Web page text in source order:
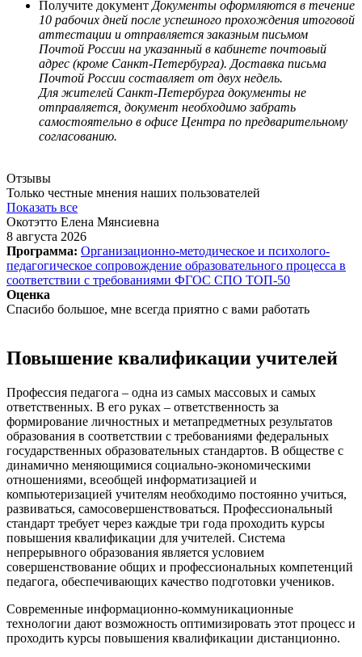
Получите документ Документы оформляются в течение
10 рабочих дней после успешного прохождения итоговой
аттестации и отправляется заказным письмом
Почтой России на указанный в кабинете почтовый
адрес (кроме Санкт-Петербурга). Доставка письма
Почтой России составляет от двух недель.
Для жителей Санкт-Петербурга документы не
отправляется, документ необходимо забрать
самостоятельно в офисе Центра по предварительному
согласованию.
Отзывы
Только честные мнения наших пользователей
Показать все
Окотэтто Елена Мянсиевна
8 августа 2026
Программа: Организационно-методическое и психолого-
педагогическое сопровождение образовательного процесса в
соответствии с требованиями ФГОС СПО ТОП-50
Оценка
Спасибо большое, мне всегда приятно с вами работать
Повышение квалификации учителей
Профессия педагога – одна из самых массовых и самых
ответственных. В его руках – ответственность за
формирование личностных и метапредметных результатов
образования в соответствии с требованиями федеральных
государственных образовательных стандартов. В обществе с
динамично меняющимися социально-экономическими
отношениями, всеобщей информатизацией и
компьютеризацией учителям необходимо постоянно учиться,
развиваться, самосовершенствоваться. Профессиональный
стандарт требует через каждые три года проходить курсы
повышения квалификации для учителей. Система
непрерывного образования является условием
совершенствование общих и профессиональных компетенций
педагога, обеспечивающих качество подготовки учеников.
Современные информационно-коммуникационные
технологии дают возможность оптимизировать этот процесс и
проходить курсы повышения квалификации дистанционно.